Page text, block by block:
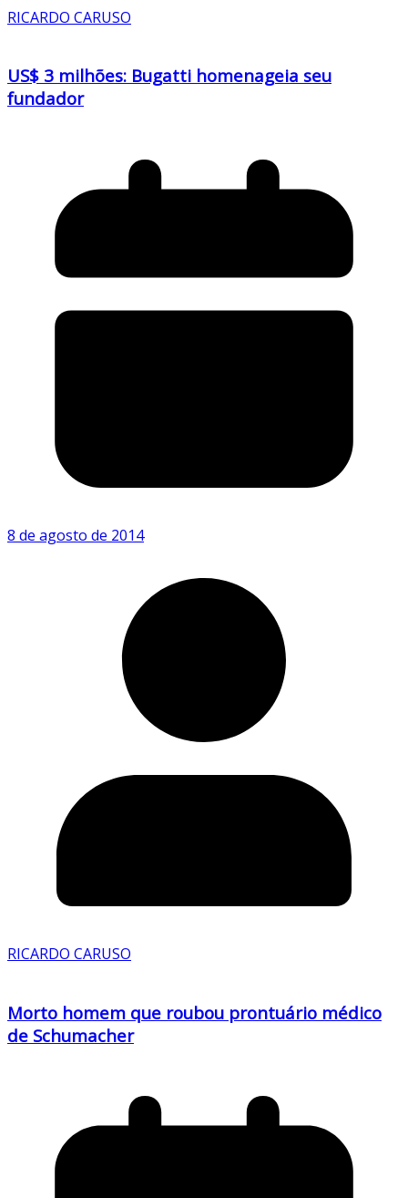
RICARDO CARUSO
US$ 3 milhões: Bugatti homenageia seu
fundador
8 de agosto de 2014
RICARDO CARUSO
Morto homem que roubou prontuário médico
de Schumacher